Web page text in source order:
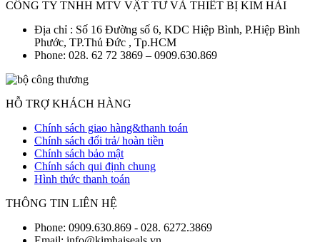
CÔNG TY TNHH MTV VẬT TƯ VÀ THIẾT BỊ KIM HẢI
Địa chỉ : Số 16 Đường số 6, KDC Hiệp Bình, P.Hiệp Bình
Phước, TP.Thủ Đức , Tp.HCM
Phone: 028. 62 72 3869 – 0909.630.869
HỖ TRỢ KHÁCH HÀNG
Chính sách giao hàng&thanh toán
Chính sách đổi trả/ hoàn tiền
Chính sách bảo mật
Chính sách qui định chung
Hình thức thanh toán
THÔNG TIN LIÊN HỆ
Phone: 0909.630.869 - 028. 6272.3869